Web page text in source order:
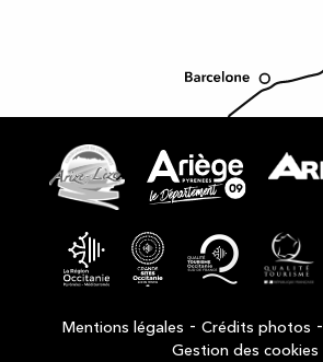
Mentions légales - Crédits photos -
Gestion des cookies